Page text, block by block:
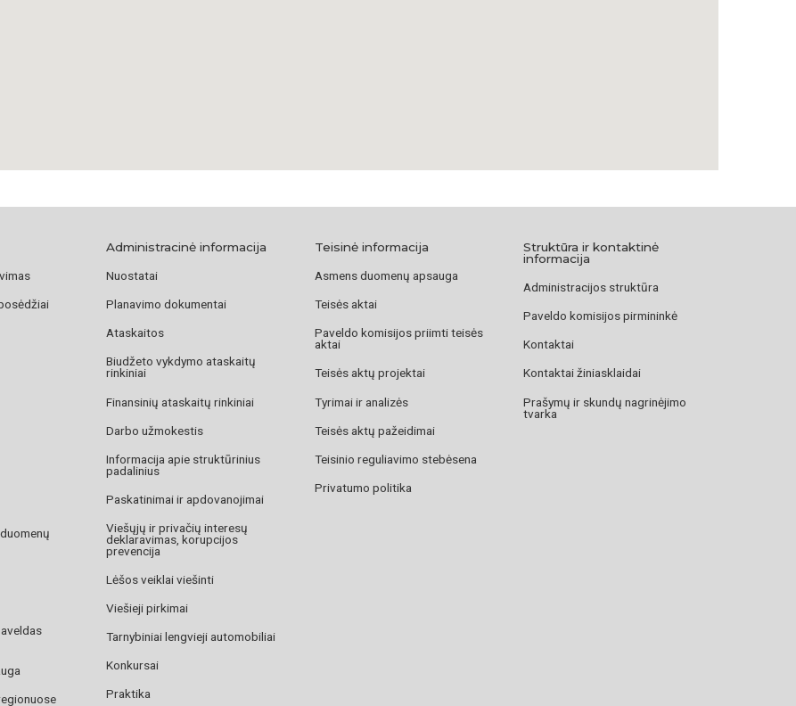
Administracinė informacija
Nuostatai
Planavimo dokumentai
Ataskaitos
Biudžeto vykdymo ataskaitų
rinkiniai
Finansinių ataskaitų rinkiniai
Darbo užmokestis
Informacija apie struktūrinius
padalinius
Paskatinimai ir apdovanojimai
Viešųjų ir privačių interesų
deklaravimas, korupcijos
prevencija
Lėšos veiklai viešinti
Viešieji pirkimai
Tarnybiniai lengvieji automobiliai
Konkursai
Praktika
Teisinė informacija
Asmens duomenų apsauga
Teisės aktai
Paveldo komisijos priimti teisės
aktai
Teisės aktų projektai
Tyrimai ir analizės
Teisės aktų pažeidimai
Teisinio reguliavimo stebėsena
Privatumo politika
Struktūra ir kontaktinė
informacija
Administracijos struktūra
Paveldo komisijos pirmininkė
Kontaktai
Kontaktai žiniasklaidai
Prašymų ir skundų nagrinėjimo
tvarka